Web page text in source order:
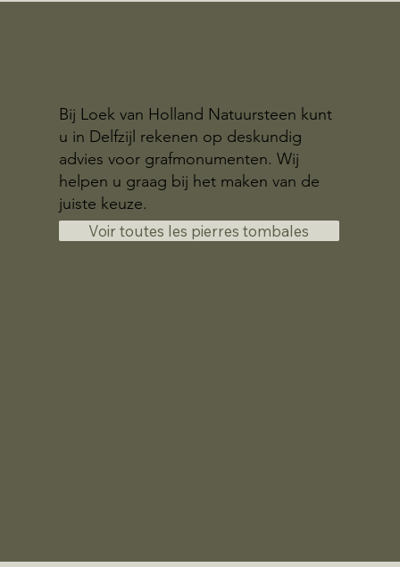
Bij Loek van Holland Natuursteen kunt
u in Delfzijl rekenen op deskundig
advies voor grafmonumenten. Wij
helpen u graag bij het maken van de
juiste keuze.
Voir toutes les pierres tombales